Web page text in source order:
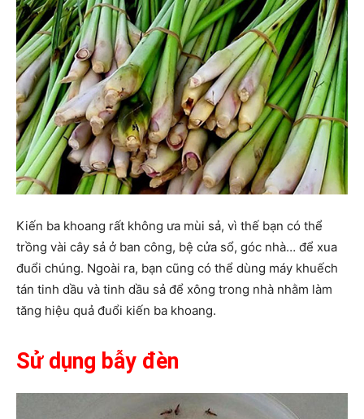
Kiến ba khoang rất không ưa mùi sả, vì thế bạn có thể
trồng vài cây sả ở ban công, bệ cửa sổ, góc nhà… để xua
đuổi chúng. Ngoài ra, bạn cũng có thể dùng máy khuếch
tán tinh dầu và tinh dầu sả để xông trong nhà nhằm làm
tăng hiệu quả đuổi kiến ba khoang.
Sử dụng bẫy đèn